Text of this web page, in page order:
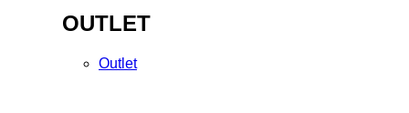
OUTLET
Outlet